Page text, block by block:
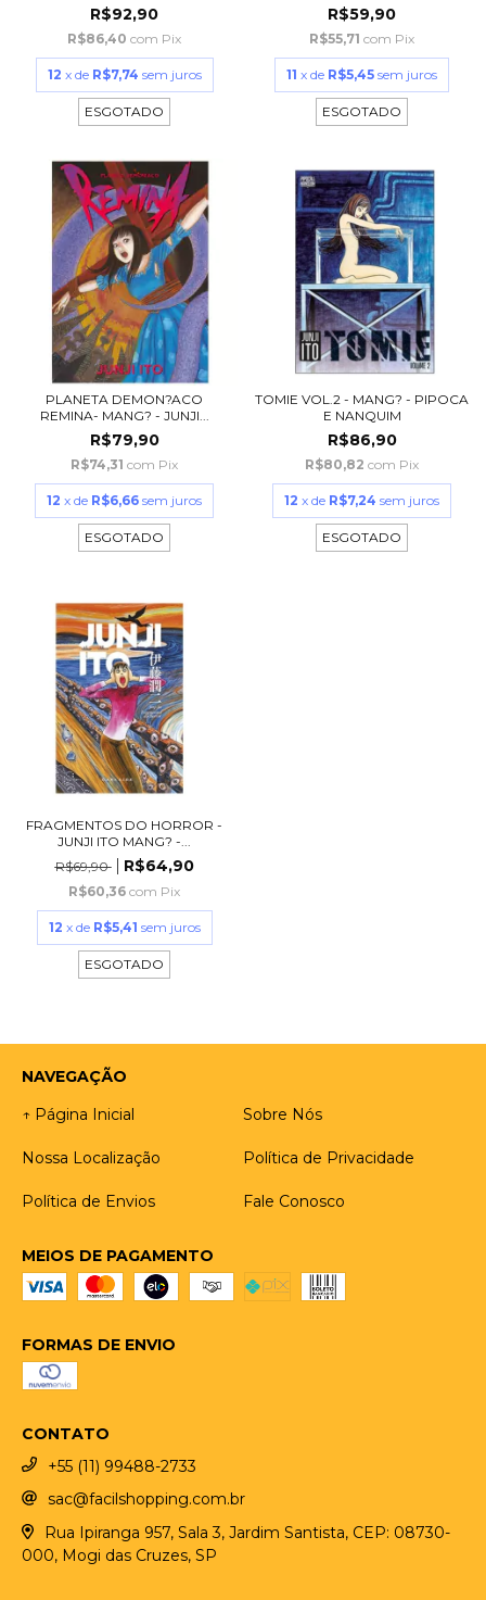
R$92,90
R$86,40 com Pix
12 x de R$7,74 sem juros
ESGOTADO
R$59,90
R$55,71 com Pix
11 x de R$5,45 sem juros
ESGOTADO
PLANETA DEMON?ACO
REMINA- MANG? - JUNJI...
R$79,90
R$74,31 com Pix
12 x de R$6,66 sem juros
ESGOTADO
TOMIE VOL.2 - MANG? - PIPOCA
E NANQUIM
R$86,90
R$80,82 com Pix
12 x de R$7,24 sem juros
ESGOTADO
FRAGMENTOS DO HORROR -
JUNJI ITO MANG? -...
R$69,90
R$64,90
R$60,36 com Pix
12 x de R$5,41 sem juros
ESGOTADO
NAVEGAÇÃO
↑ Página Inicial
Sobre Nós
Nossa Localização Política de Privacidade
Política de Envios Fale Conosco
MEIOS DE PAGAMENTO
FORMAS DE ENVIO
CONTATO
+55 (11) 99488-2733
sac@facilshopping.com.br
Rua Ipiranga 957, Sala 3, Jardim Santista, CEP: 08730-
000, Mogi das Cruzes, SP